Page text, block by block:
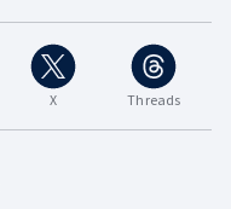
X Threads